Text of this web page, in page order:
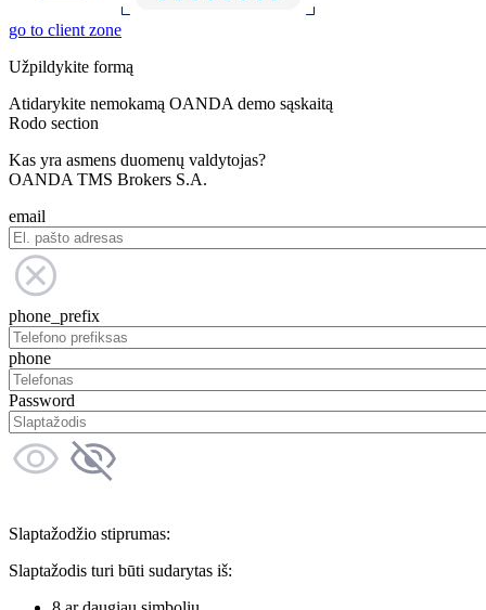
go to client zone
Užpildykite formą
Atidarykite nemokamą OANDA demo sąskaitą
Rodo section
Kas yra asmens duomenų valdytojas?
OANDA TMS Brokers S.A.
email
phone_prefix
phone
Password
Slaptažodžio stiprumas:
Slaptažodis turi būti sudarytas iš: